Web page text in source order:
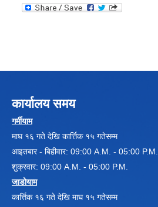
कार्यालय समय
गर्मीयाम
माघ १६ गते देखि कार्त्तिक १५ गतेसम्म
आइतबार - बिहीवार: 09:00 A.M. - 05:00 P.M.
शुक्रवार: 09:00 A.M. - 05:00 P.M.
जाडोयाम
कार्त्तिक १६ गते देखि माघ १५ गतेसम्म